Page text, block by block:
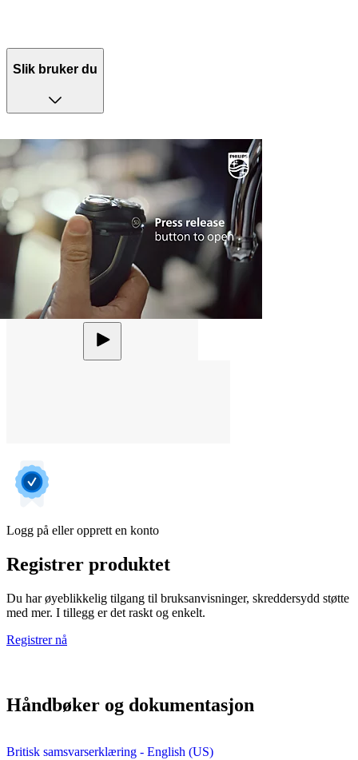
Slik bruker du
Logg på eller opprett en konto
Registrer produktet
Du har øyeblikkelig tilgang til bruksanvisninger, skreddersydd støtte
med mer. I tillegg er det raskt og enkelt.
Registrer nå
Håndbøker og dokumentasjon
Britisk samsvarserklæring - English (US)